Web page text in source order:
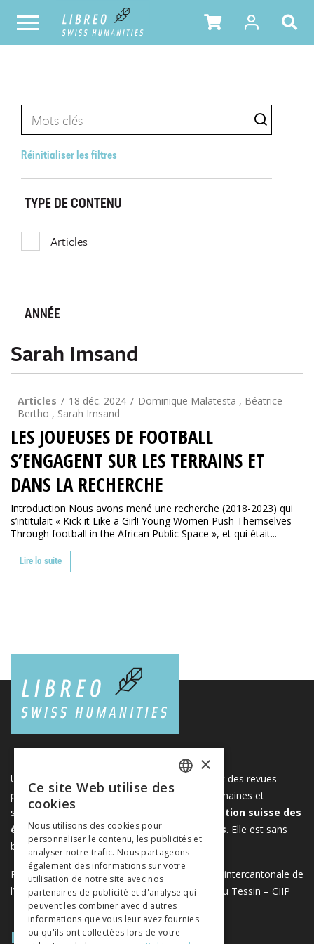
Réinitialiser les filtres
TYPE DE CONTENU
Articles
ANNÉE
Sarah Imsand
Articles 18 déc. 2024
Dominique Malatesta , Béatrice
Bertho , Sarah Imsand
LES JOUEUSES DE FOOTBALL
S’ENGAGENT SUR LES TERRAINS ET
DANS LA RECHERCHE
Introduction Nous avons mené une recherche (2018-2023) qui
s’intitulait « Kick it Like a Girl! Young Women Push Themselves
Through football in the African Public Space », et qui était...
Lire la suite
Une plateforme unique regroupant des livres et des revues
publiés par les éditeurs suisses de sciences humaines et
sociales. Libreo.ch est la propriété de l'
Association suisse des
éditeurs de sciences sociales et humaines. Elle est sans
but lucratif.www.editeurssuisses.ch
Projet réalisé avec le soutien de la Conférence intercantonale de
l’instruction publique de la Suisse romande et du Tessin – CIIP
PLAN DU SITE
ITALIAN
×
Ce site Web utilise des
cookies
Nous utilisons des cookies pour
personnaliser le contenu, les publicités et
analyser notre trafic. Nous partageons
également des informations sur votre
utilisation de notre site avec nos
partenaires de publicité et d'analyse qui
peuvent les combiner avec d'autres
informations que vous leur avez fournies
ou qu'ils ont collectées lors de votre